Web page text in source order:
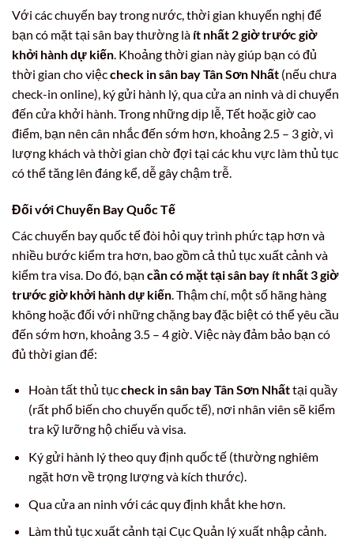
Với các chuyến bay trong nước, thời gian khuyến nghị để
bạn có mặt tại sân bay thường là ít nhất 2 giờ trước giờ
khởi hành dự kiến. Khoảng thời gian này giúp bạn có đủ
thời gian cho việccheck in sân bay Tân Sơn Nhất (nếu chưa
check-in online), ký gửi hành lý, qua cửa an ninh và di chuyển
đến cửa khởi hành. Trong những dịp lễ, Tết hoặc giờ cao
điểm, bạn nên cân nhắc đến sớm hơn, khoảng 2.5 – 3 giờ, vì
lượng khách và thời gian chờ đợi tại các khu vực làm thủ tục
có thể tăng lên đáng kể, dễ gây chậm trễ.
Đối với Chuyến Bay Quốc Tế
Các chuyến bay quốc tế đòi hỏi quy trình phức tạp hơn và
nhiều bước kiểm tra hơn, bao gồm cả thủ tục xuất cảnh và
kiểm tra visa. Do đó, bạn cần có mặt tại sân bay ít nhất 3 giờ
trước giờ khởi hành dự kiến . Thậm chí, một số hãng hàng
không hoặc đối với những chặng bay đặc biệt có thể yêu cầu
đến sớm hơn, khoảng 3.5 – 4 giờ. Việc này đảm bảo bạn có
đủ thời gian để:
Hoàn tất thủ tụccheck in sân bay Tân Sơn Nhấttại quầy
(rất phổ biến cho chuyến quốc tế), nơi nhân viên sẽ kiểm
tra kỹ lưỡng hộ chiếu và visa.
Ký gửi hành lý theo quy định quốc tế (thường nghiêm
ngặt hơn về trọng lượng và kích thước).
Qua cửa an ninh với các quy định khắt khe hơn.
Làm thủ tục xuất cảnh tại Cục Quản lý xuất nhập cảnh.